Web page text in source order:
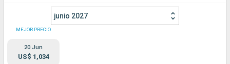
junio 2027
MEJOR PRECIO
20 Jun
US$ 1,034
Puertos Compañías